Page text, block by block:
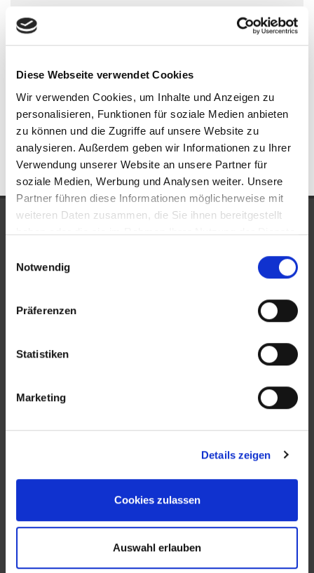
Diese Webseite verwendet Cookies
Wir verwenden Cookies, um Inhalte und Anzeigen zu
personalisieren, Funktionen für soziale Medien anbieten
zu können und die Zugriffe auf unsere Website zu
analysieren. Außerdem geben wir Informationen zu Ihrer
Verwendung unserer Website an unsere Partner für
soziale Medien, Werbung und Analysen weiter. Unsere
Partner führen diese Informationen möglicherweise mit
weiteren Daten zusammen, die Sie ihnen bereitgestellt
haben oder die sie im Rahmen Ihrer Nutzung der Dienste
Notwendig
Präferenzen
Statistiken
Marketing
Details zeigen
Cookies zulassen
Auswahl erlauben
Eigentumswohnungen Alsbach-Hähnlein
Eigentumswohnung
Alsbach-Hähnlein
Wohnungen
Wohnungssuche Alsbach-Hähnlein
Wohnungsanzeigen
Alsbach-Hähnlein
Immobilie Alsbach-Hähnlein
Immobilien
Alsbach-Hähnlein
Immobilienkauf Alsbach-Hähnlein
UNSERE AUSZEICHNUNGEN
+49 6252-305 89 41
Fax: +49 6252-305 89 42